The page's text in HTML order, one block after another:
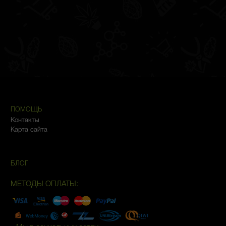
ПОМОЩЬ
Контакты
Карта сайта
БЛОГ
МЕТОДЫ ОПЛАТЫ: